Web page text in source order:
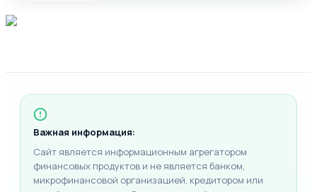
Важная информация:
Сайт является информационным агрегатором
финансовых продуктов и не является банком,
микрофинансовой организацией, кредитором или